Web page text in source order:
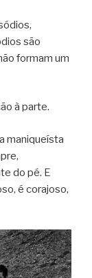
são
formam um
à parte.
maniqueísta
do pé. E
é corajoso,